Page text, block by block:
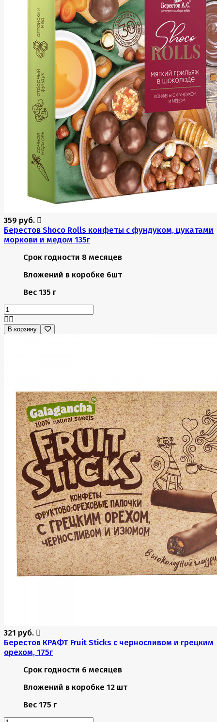
359 руб.
Берестов Shoco Rolls конфеты с фундуком, цукатами
моркови и медом 135г
Срок годности 8 месяцев
Вложений в коробке 6шт
Вес 135 г
В корзину
321 руб.
Берестов КРАФТ Fruit Stiсks с черносливом и грецким
орехом, 175г
Срок годности 6 месяцев
Вложений в коробке 12 шт
Вес 175 г